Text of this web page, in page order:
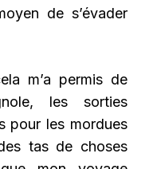
de s’évader
m’a permis de
les sorties
pour les mordues
tas de choses